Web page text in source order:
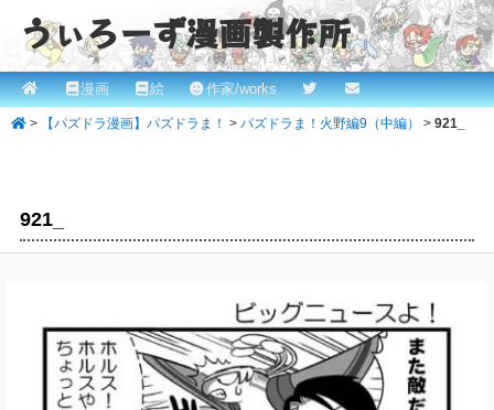
うぃろーず漫画製作所
ROBINとかっぱの漫画スタジオ！ willows.online
メ
イ
メ
イ
コ
ン
ン
漫画 絵 作家/works
> 【パズドラ漫画】パズドラま！ > パズドラま！火野編9（中編） > 921_
ナ
ビ
921_